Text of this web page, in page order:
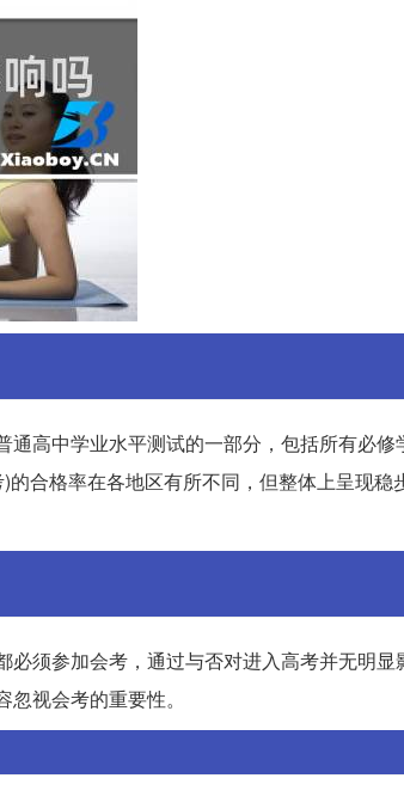
高中学业水平测试的一部分，包括所有必修
合格率在各地区有所不同，但整体上呈现稳
须参加会考，通过与否对进入高考并无明显
视会考的重要性。